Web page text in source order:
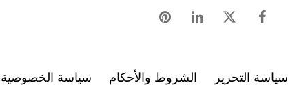
سياسة التحرير الشروط والأحكام سياسة الخصوصية